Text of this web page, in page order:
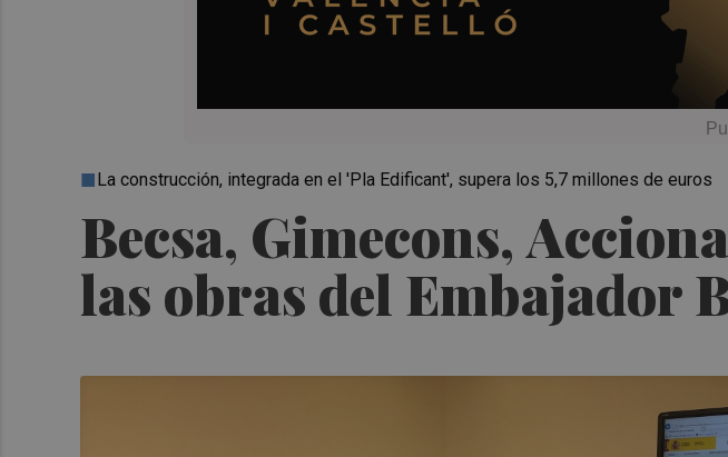
Becsa, Gimecons,
las obras del Embajador
La construcción, integrada en el 'Pla Edificant', supera los 5,7 millones de euros